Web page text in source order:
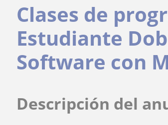
Clases de
Estudiante
Software con
Descripción del